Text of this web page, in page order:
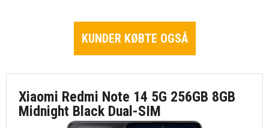
KUNDER KØBTE OGSÅ
Xiaomi Redmi Note 14 5G 256GB 8GB
Midnight Black Dual-SIM